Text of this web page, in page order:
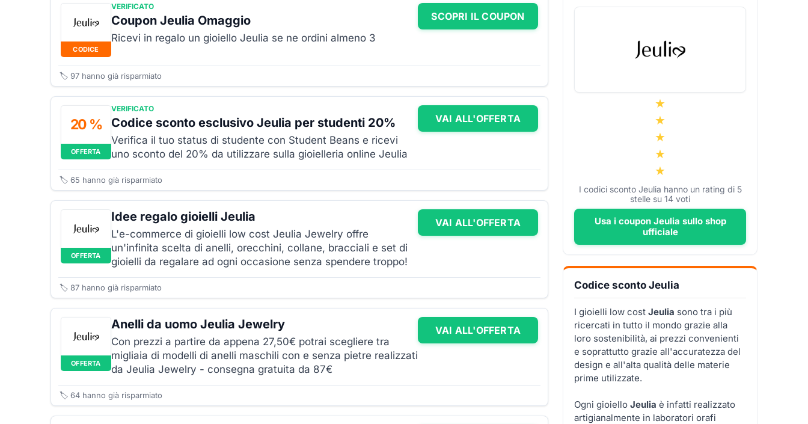
CODICE
VERIFICATO
Coupon Jeulia Omaggio
Ricevi in regalo un gioiello Jeulia se ne ordini almeno 3
SCOPRI IL COUPON
🏷️ 97 hanno già risparmiato
20 %
OFFERTA
VERIFICATO
Codice sconto esclusivo Jeulia per studenti 20%
Verifica il tuo status di studente con Student Beans e ricevi
uno sconto del 20% da utilizzare sulla gioielleria online Jeulia
VAI ALL'OFFERTA
🏷️ 65 hanno già risparmiato
OFFERTA
Idee regalo gioielli Jeulia
L'e-commerce di gioielli low cost Jeulia Jewelry offre
un'infinita scelta di anelli, orecchini, collane, bracciali e set di
gioielli da regalare ad ogni occasione senza spendere troppo!
VAI ALL'OFFERTA
🏷️ 87 hanno già risparmiato
OFFERTA
Anelli da uomo Jeulia Jewelry
Con prezzi a partire da appena 27,50€ potrai scegliere tra
migliaia di modelli di anelli maschili con e senza pietre realizzati
da Jeulia Jewelry - consegna gratuita da 87€
VAI ALL'OFFERTA
🏷️ 64 hanno già risparmiato
I codici sconto Jeulia hanno un rating di 5
stelle su 14 voti
Usa i coupon Jeulia sullo shop
ufficiale
Codice sconto Jeulia
I gioielli low cost Jeulia sono tra i più
ricercati in tutto il mondo grazie alla
loro sostenibilità, ai prezzi convenienti
e soprattutto grazie all'accuratezza del
design e all'alta qualità delle materie
prime utilizzate.
Ogni gioiello Jeulia è infatti realizzato
artigianalmente in laboratori orafi